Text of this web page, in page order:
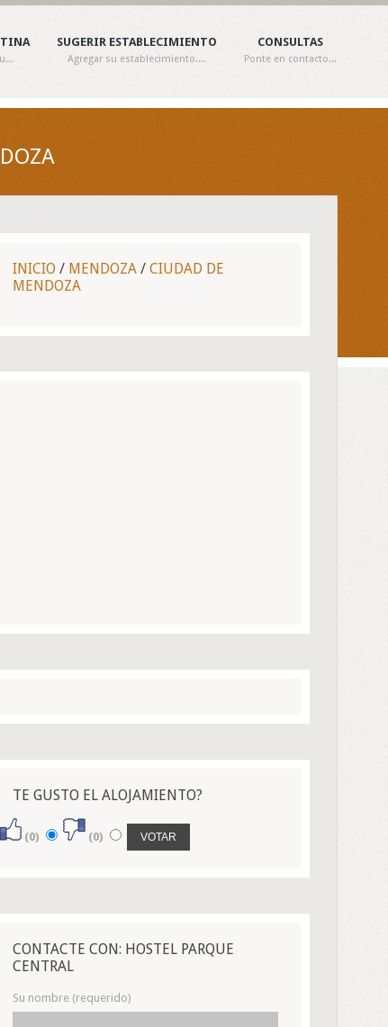
SUGERIR ESTABLECIMIENTO
Agregar su establecimiento....
CONSULTAS
Ponte en contacto...
INICIO / MENDOZA / CIUDAD DE
MENDOZA
TE GUSTO EL ALOJAMIENTO?
(0) (0)
CONTACTE CON: HOSTEL PARQUE
CENTRAL
Su nombre (requerido)